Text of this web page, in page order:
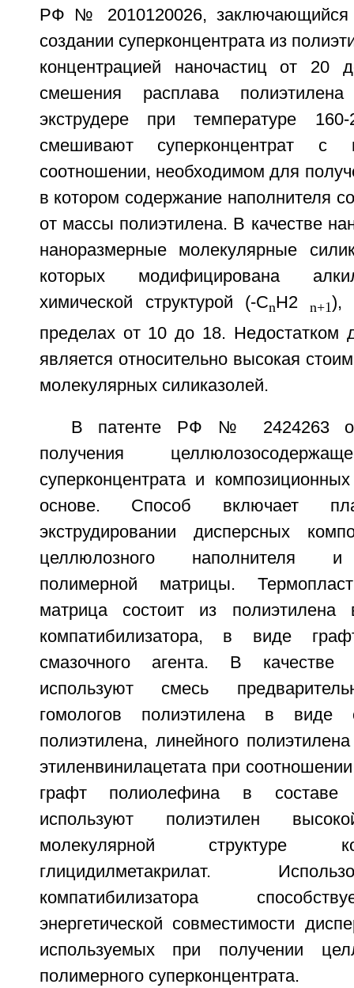
РФ № 2010120026, заключающийся
создании суперконцентрата из
концентрацией наночастиц от
смешения расплава
экструдере при температуре
смешивают суперконцентрат с
соотношении, необходимом для
в котором содержание наполнителя
от массы полиэтилена. В качестве
наноразмерные молекулярные
которых модифицирована
химической структурой (-CnH2 n+1),
пределах от 10 до 18. Недостатком
является относительно высокая
молекулярных силиказолей.
В патенте РФ № 2424263
получения
суперконцентрата и
основе. Способ включает
экструдировании дисперсных
целлюлозного наполнителя и
полимерной матрицы.
матрица состоит из полиэтилена
компатибилизатора, в виде
смазочного агента. В качестве
используют смесь
гомологов полиэтилена в виде
полиэтилена, линейного
этиленвинилацетата при
графт полиолефина в составе
используют полиэтилен
молекулярной структуре
глицидилметакрилат.
компатибилизатора
энергетической совместимости
используемых при получении
полимерного суперконцентрата.